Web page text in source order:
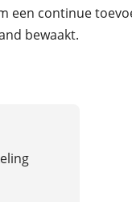
een continue
bewaakt.